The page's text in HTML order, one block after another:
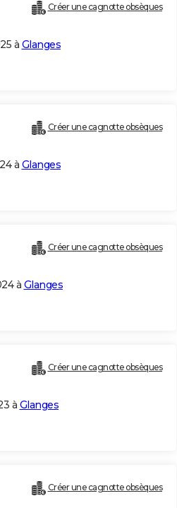
Créer une cagnotte obsèques
à Glanges
Créer une cagnotte obsèques
à Glanges
Créer une cagnotte obsèques
à Glanges
Créer une cagnotte obsèques
à Glanges
Créer une cagnotte obsèques